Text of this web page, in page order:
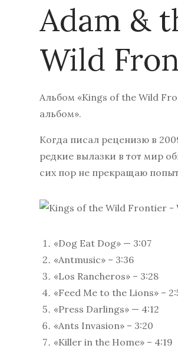
Adam &
Wild
Альбом «Kings of the Wild
альбом».
Когда писал реценизю в
редкие вылазки в тот мир
сих пор не прекращаю
«Dog Eat Dog» — 3:07
«Antmusic» – 3:36
«Los Rancheros» – 3:28
«Feed Me to the Lions» –
«Press Darlings» — 4:12
«Ants Invasion» – 3:20
«Killer in the Home» – 4:19